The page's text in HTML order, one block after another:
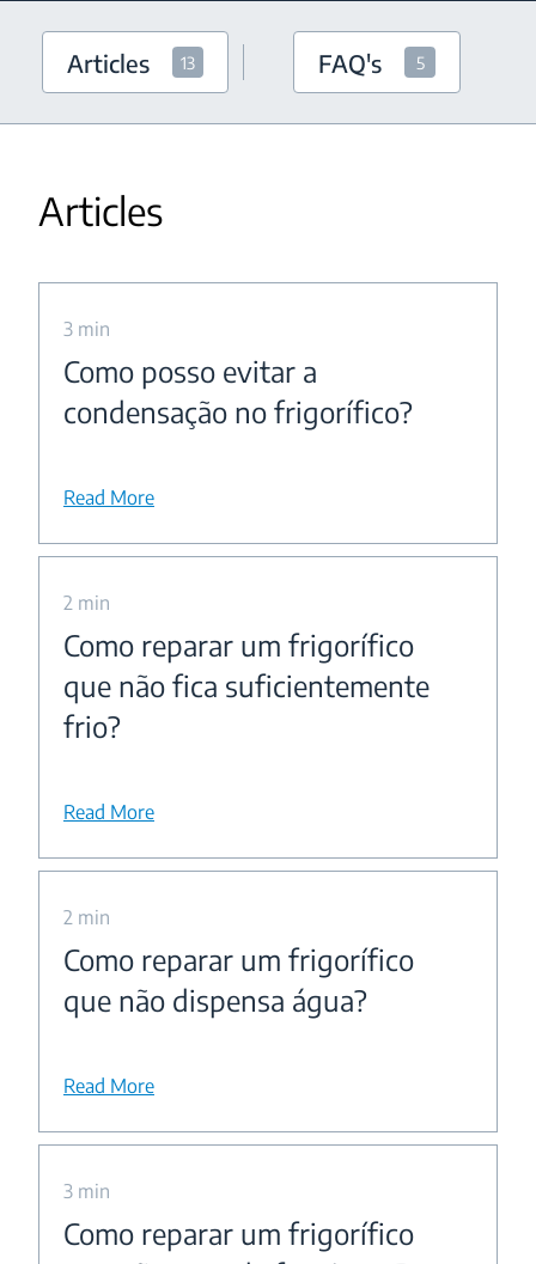
Articles 13 FAQ's 5
Articles
3 min
Como posso evitar a
condensação no frigorífico?
Read More
2 min
Como reparar um frigorífico
que não fica suficientemente
frio?
Read More
2 min
Como reparar um frigorífico
que não dispensa água?
Read More
3 min
Como reparar um frigorífico